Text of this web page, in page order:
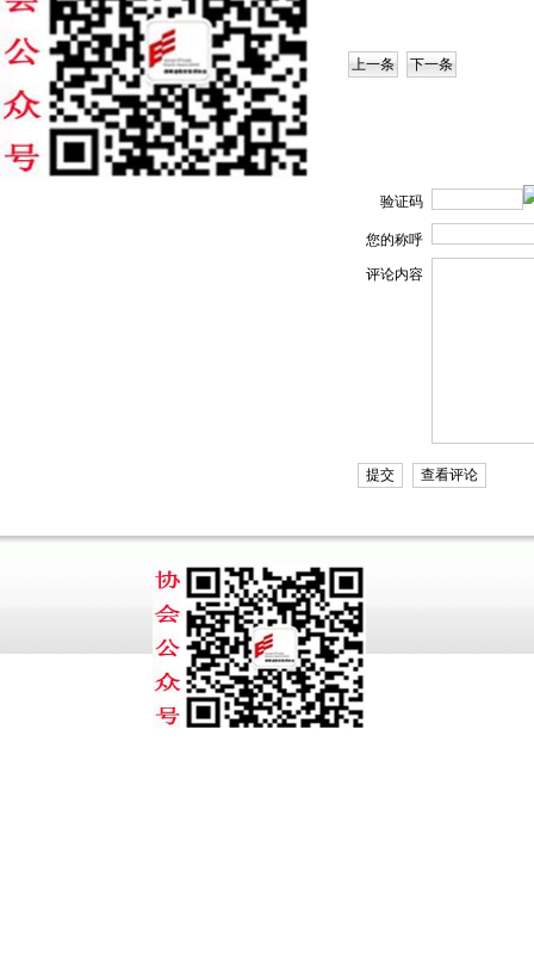
上一条 下一条
验证码
您的称呼
评论内容